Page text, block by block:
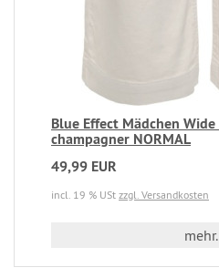
Blue Effect Mädchen Wide
champagner NORMAL
49,99 EUR
incl. 19 % USt zzgl. Versandkosten